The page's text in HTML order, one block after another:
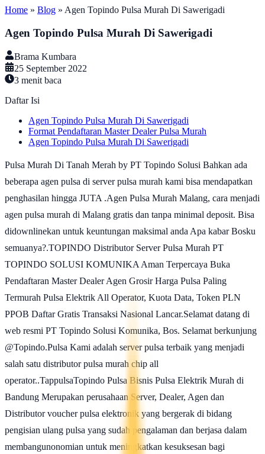
Home » Blog » Agen Topindo Pulsa Murah Di Sawerigadi
Agen Topindo Pulsa Murah Di Sawerigadi
Brama Kumbara
25 September 2022
3 menit baca
Daftar Isi
Agen Topindo Pulsa Murah Di Sawerigadi
Format Pendaftaran Master Dealer Pulsa Murah
Agen Topindo Pulsa Murah Di Sawerigadi
Pulsa Murah Di Tanah Merah by PT Topindo Solusi Bahkan ada
beberapa agen pulsa di server pulsa murah kami bisa mendapatkan
penghasilan hingga JUTA .Agen Pulsa Murah Malang, cara menjadi
agen pulsa murah di Malang gratis dan tanpa minimal deposit. Bisa
didownlinekan untuk keuntungan maksimal anda Apa kabar Bosku
semuanya?.TOPINDO Distributor Server Pulsa Murah PT
TOPINDO SOLUSI KOMUNIKA Aman Terpercaya Buka
Pendaftaran Master Dealer Agen Grosir Harga Pulsa Paling
Termurah Pulsa Elektrik All Operator, Kuota Data, Token PLN
PPOB Daftar Gratis Transaksi Nasional Lancar.Selamat datang di
web resmi PT Topindo Solusi Komunika, Bos. Selamat berkunjung
@Topindo.Pulsa Kami adalah server pulsa terbaik yang menjadi
salah satu distributor pulsa murah chip all
operator..TappulsaTopindo Pulsa Bisnis Pulsa Elektrik Murah di
Bandung Merupakan perusahaan Server, Dealer, Agen dan
Distributor voucher pulsa elektronik yang bergerak di bidang
pengisian ulang pulsa yang sudah pengalaman dan berjasa dalam
membangunonomian untuk meningkatkan kesuksesan bagi